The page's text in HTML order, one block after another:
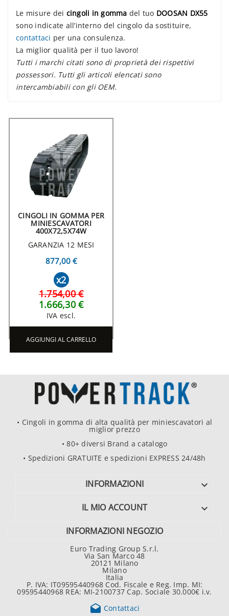
Le misure dei cingoli in gomma del tuo DOOSAN DX55
sono indicate all’interno del cingolo da sostituire,
contattaci per una consulenza.
La miglior qualità per il tuo lavoro!
Tutti i marchi citati sono di proprietà dei rispettivi
possessori. Tutti gli articoli elencati sono
intercambiabili con gli OEM.
CINGOLI IN GOMMA PER
MINIESCAVATORI
400X72,5X74W
GARANZIA 12 MESI
877,00 €
x2
1.754,00 €
1.666,30 €
IVA escl.
AGGIUNGI AL CARRELLO
• Cingoli in gomma di alta qualità per miniescavatori al
miglior prezzo
• 80+ diversi Brand a catalogo
• Spedizioni GRATUITE e spedizioni EXPRESS 24/48h
INFORMAZIONI 
IL MIO ACCOUNT 
INFORMAZIONI NEGOZIO
Euro Trading Group S.r.l.
Via San Marco 48
20121 Milano
Milano
Italia
P. IVA: IT09595440968 Cod. Fiscale e Reg. Imp. MI:
09595440968 REA: MI-2100737 Cap. Sociale 30.000€ i.v.
 Contattaci